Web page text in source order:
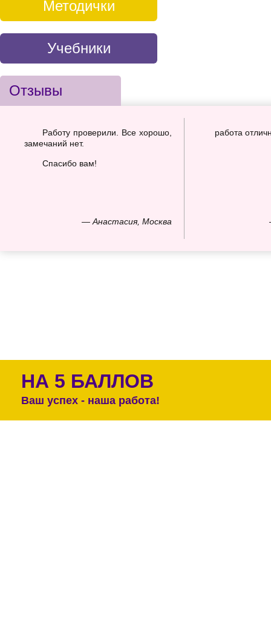
Методички
Учебники
Отзывы
— Анастасия, Москва
Работу проверили. Все хорошо,
замечаний нет.
Спасибо вам!
работа
НА 5 БАЛЛОВ
Ваш успех - наша работа!